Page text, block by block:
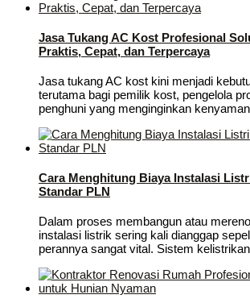
Jasa Tukang AC Kost Profesional
Praktis, Cepat, dan Terpercaya
Jasa tukang AC kost kini menjadi
terutama bagi pemilik kost, pengelola
penghuni yang menginginkan
Cara Menghitung Biaya Instalasi
Standar PLN
Dalam proses membangun atau
instalasi listrik sering kali dianggap
perannya sangat vital. Sistem